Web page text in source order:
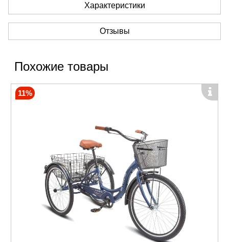
Характеристики
Отзывы
Похожие товары
11%